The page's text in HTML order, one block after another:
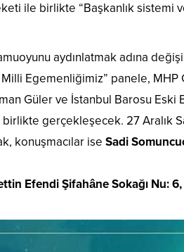
ile birlikte “Başkanlık sistemi
aydınlatmak adına
Egemenliğimiz” panele,
Güler ve İstanbul Barosu Eski
gerçekleşecek. 27 Aralık
konuşmacılar ise Sadi
Efendi Şifahâne Sokağı Nu: